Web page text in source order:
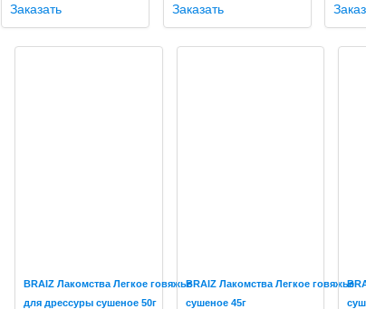
Заказать
Заказать
BRAIZ Лакомства Легкое говяжье
для дрессуры сушеное 50г
BRAIZ Лакомства Легкое говяжье
сушеное 45г